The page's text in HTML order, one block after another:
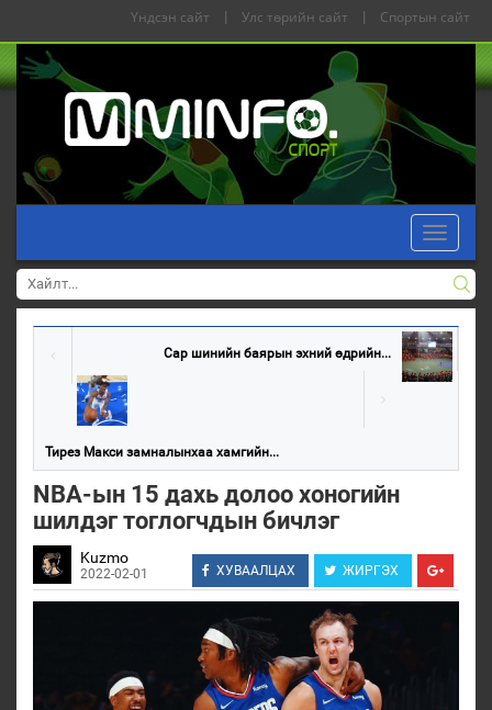
Үндсэн сайт | Улс төрийн сайт | Спортын сайт
Toggle
Сар шинийн баярын эхний өдрийн...
Тирез Макси замналынхаа хамгийн...
NBA-ын 15 дахь долоо хоногийн
шилдэг тоглогчдын бичлэг
Kuzmo
2022-02-01 ХУВААЛЦАХ ЖИРГЭХ